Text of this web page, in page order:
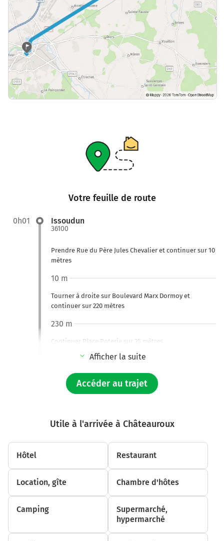
Votre feuille de route
0h01 Issoudun
36100
Prendre Rue du Père Jules Chevalier et continuer sur 10
mètres
Tourner à droite sur Boulevard Marx Dormoy et
continuer sur 220 mètres
10 m
Continuer Place Poterie sur 25 mètres
230 m
Continuer Place de la Poterie sur 15 mètres
280 m
continuer sur 5 mètres
350 m
Continuer Boulevard de Stalingrad sur 220 mètres
Tourner à gauche sur Boulevard Pierre Favreau et
Afficher la suite
Accéder au trajet
Utile à l'arrivée à Châteauroux
Hôtel Restaurant
Location, gîte Chambre d'hôtes
Camping
Supermarché,
hypermarché